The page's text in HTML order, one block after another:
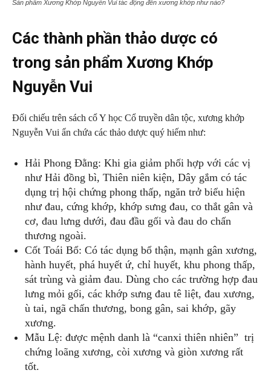
Sản phẩm Xương Khớp Nguyễn Vui tác động đến xương khớp như nào?
Các thành phần thảo dược có
trong sản phẩm Xương Khớp
Nguyễn Vui
Đối chiếu trên sách cổ Y học Cổ truyền dân tộc, xương khớp
Nguyễn Vui ẩn chứa các thảo dược quý hiếm như:
Hải Phong Đằng: Khi gia giảm phối hợp với các vị
như Hải đồng bì, Thiên niên kiện, Dây gắm có tác
dụng trị hội chứng phong thấp, ngăn trở biểu hiện
như đau, cứng khớp, khớp sưng đau, co thắt gân và
cơ, đau lưng dưới, đau đầu gối và đau do chấn
thương ngoài.
Cốt Toái Bổ: Có tác dụng bổ thận, mạnh gân xương,
hành huyết, phá huyết ứ, chỉ huyết, khu phong thấp,
sát trùng và giảm đau. Dùng cho các trường hợp đau
lưng mỏi gối, các khớp sưng đau tê liệt, đau xương,
ù tai, ngã chấn thương, bong gân, sai khớp, gãy
xương.
Mẫu Lệ: được mệnh danh là “canxi thiên nhiên” trị
chứng loãng xương, còi xương và giòn xương rất
tốt.